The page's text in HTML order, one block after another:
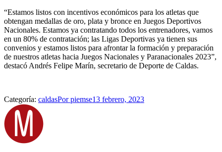
“Estamos listos con incentivos económicos para los atletas que
obtengan medallas de oro, plata y bronce en Juegos Deportivos
Nacionales. Estamos ya contratando todos los entrenadores, vamos
en un 80% de contratación; las Ligas Deportivas ya tienen sus
convenios y estamos listos para afrontar la formación y preparación
de nuestros atletas hacia Juegos Nacionales y Paranacionales 2023”,
destacó Andrés Felipe Marín, secretario de Deporte de Caldas.
Categoría: caldasPorpiemse13 febrero, 2023